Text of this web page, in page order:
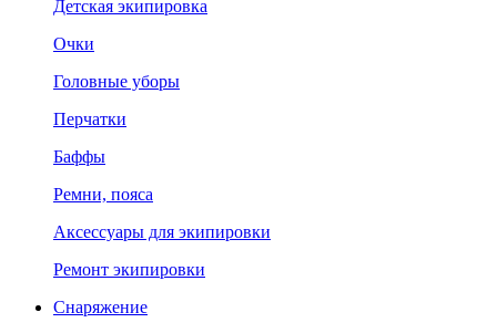
Детская экипировка
Очки
Головные уборы
Перчатки
Баффы
Ремни, пояса
Аксессуары для экипировки
Ремонт экипировки
Снаряжение